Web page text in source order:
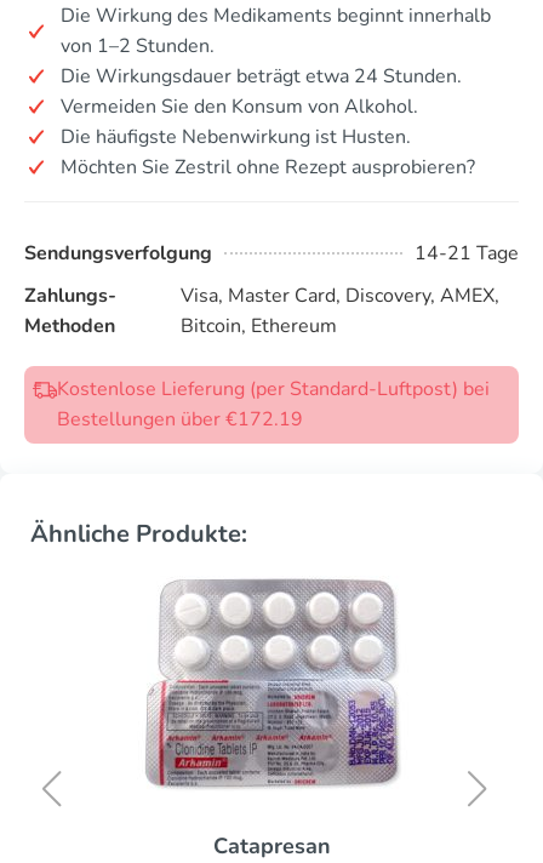
Die Wirkung des Medikaments beginnt innerhalb
von 1–2 Stunden.
Die Wirkungsdauer beträgt etwa 24 Stunden.
Vermeiden Sie den Konsum von Alkohol.
Die häufigste Nebenwirkung ist Husten.
Möchten Sie Zestril ohne Rezept ausprobieren?
Sendungsverfolgung
14-21 Tage
Zahlungs-
Methoden
Visa, Master Card, Discovery, AMEX,
Bitcoin, Ethereum
Kostenlose Lieferung (per Standard-Luftpost) bei
Bestellungen über €172.19
Ähnliche Produkte:
Catapresan